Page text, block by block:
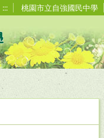
::: 桃園市立自強國民中學